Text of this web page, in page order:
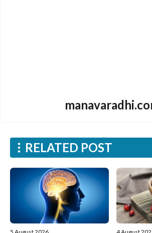
RELATED POST